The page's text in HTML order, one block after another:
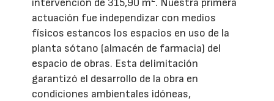
intervención de 315,90 m . Nuestra primera
actuación fue independizar con medios
físicos estancos los espacios en uso de la
planta sótano (almacén de farmacia) del
espacio de obras. Esta delimitación
garantizó el desarrollo de la obra en
condiciones ambientales idóneas,